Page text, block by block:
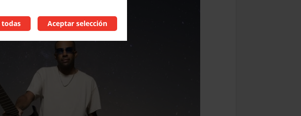
Aceptar selección